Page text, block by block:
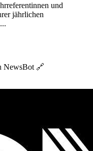
und
jährlichen
NewsBot 🔗